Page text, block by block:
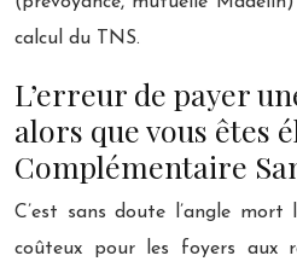
calcul du TNS.
L’erreur de payer
alors que vous êtes
Complémentaire
C’est sans doute l’angle
coûteux pour les foyers aux